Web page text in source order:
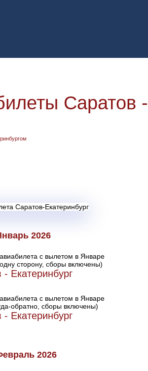
Саратов
2026
с вылетом в Январе
сторону, сборы включены)
- Екатеринбург
с вылетом в Январе
обратно, сборы включены)
- Екатеринбург
2026